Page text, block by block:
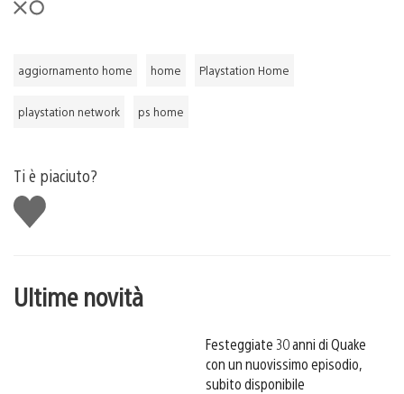
aggiornamento home home Playstation Home
playstation network ps home
Ti è piaciuto?
Mi
piace
Ultime novità
Festeggiate 30 anni di Quake
con un nuovissimo episodio,
subito disponibile